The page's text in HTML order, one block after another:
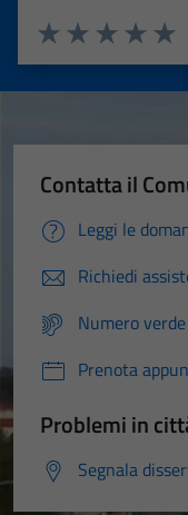
Valuta
Valuta 3
Valuta 2 stelle
Valuta 1 stelle su 5
Contatta il
Leggi le
Richiedi
Numero
Prenota
Problemi in
Segnala